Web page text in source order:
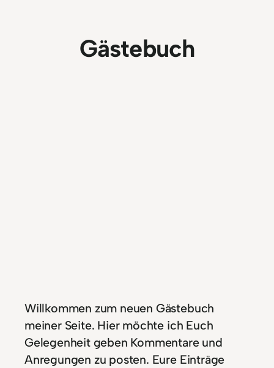
Gästebuch
Willkommen zum neuen Gästebuch
meiner Seite. Hier möchte ich Euch
Gelegenheit geben Kommentare und
Anregungen zu posten. Eure Einträge